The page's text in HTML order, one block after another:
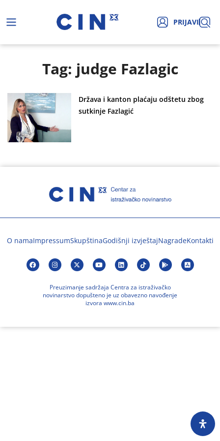
PRIJAVI
Tag: judge Fazlagic
Država i kanton plaćaju odštetu zbog
sutkinje Fazlagić
O namaImpressumSkupštinaGodišnji izvještajNagradeKontakti
Preuzimanje sadržaja Centra za istraživačko
novinarstvo dopušteno je uz obavezno navođenje
izvora www.cin.ba